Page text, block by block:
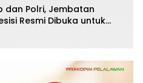
dan Polri, Jembatan
Resmi Dibuka untuk
Rangsang